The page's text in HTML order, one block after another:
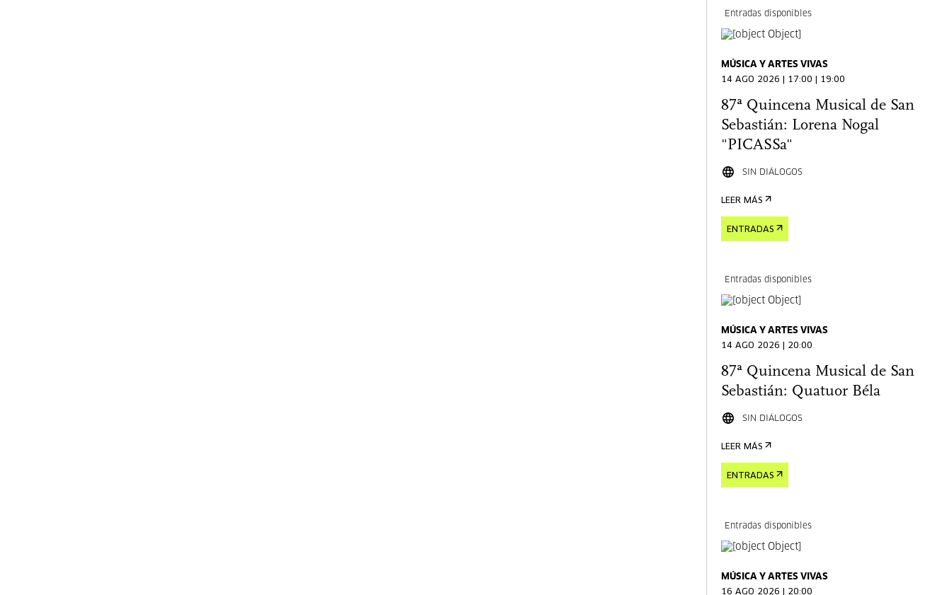
Entradas disponibles
MÚSICA Y ARTES VIVAS
14 AGO 2026 | 17:00 | 19:00
87ª Quincena Musical de San
Sebastián: Lorena Nogal
"PICASSa"
SIN DIÁLOGOS
LEER MÁS
ENTRADAS
Entradas disponibles
MÚSICA Y ARTES VIVAS
14 AGO 2026 | 20:00
87ª Quincena Musical de San
Sebastián: Quatuor Béla
SIN DIÁLOGOS
LEER MÁS
ENTRADAS
Entradas disponibles
MÚSICA Y ARTES VIVAS
16 AGO 2026 | 20:00